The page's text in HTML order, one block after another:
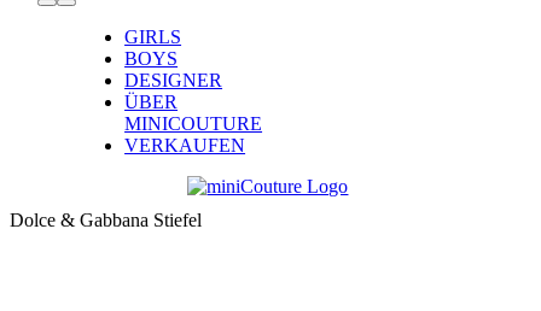
Toggle
Navigation
GIRLS
BOYS
DESIGNER
ÜBER
MINICOUTURE
VERKAUFEN
Dolce & Gabbana Stiefel